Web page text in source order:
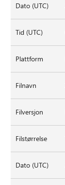
Dato (UTC)
Tid (UTC)
Plattform
Filnavn
Filversjon
Filstørrelse
Dato (UTC)